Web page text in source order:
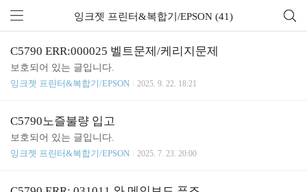
잉크젯 프린터&복합기/EPSON (41)
C5790 ERR:000025 벨트문제/케리지문제
보호되어 있는 글입니다.
잉크젯 프린터&복합기/EPSON
2025. 9. 22. 18:21
C5790노즐불량 입고
보호되어 있는 글입니다.
잉크젯 프린터&복합기/EPSON
2025. 7. 23. 20:00